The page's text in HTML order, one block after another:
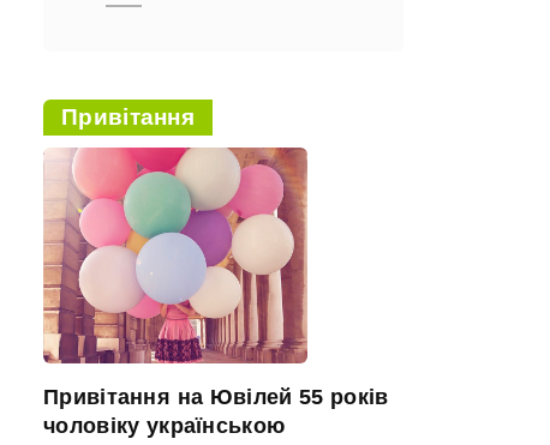
Привітання
Привітання на Ювілей 55 років
чоловіку українською